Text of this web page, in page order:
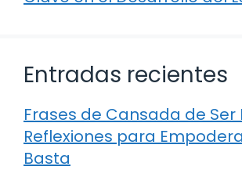
Entradas recientes
Frases de Cansada de Ser
Reflexiones para
Basta